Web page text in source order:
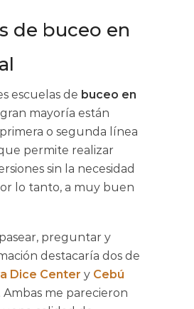
de buceo en
escuelas de buceo en
gran mayoría están
o segunda línea
permite realizar
sin la necesidad
lo tanto, a muy buen
preguntar y
destacaría dos de
Dice Center y Cebú
. Ambas me parecieron